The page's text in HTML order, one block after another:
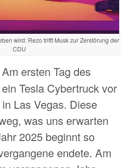
wird: Rezo trifft Musk zur Zerstörung der
CDU
Am ersten Tag des
Tesla Cybertruck vor
Las Vegas. Diese
was uns erwarten
2025 beginnt so
endete. Am